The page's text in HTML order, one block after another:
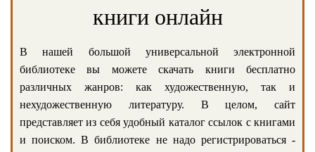
книги онлайн
В нашей большой универсальной электронной
библиотеке вы можете скачать книги бесплатно
различных жанров: как художественную, так и
нехудожественную литературу. В целом, сайт
представляет из себя удобный каталог ссылок с книгами
и поиском. В библиотеке не надо регистрироваться -